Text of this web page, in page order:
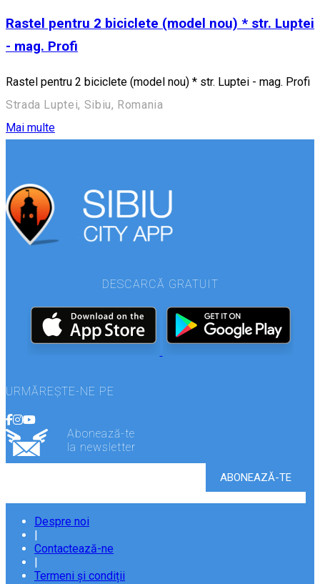
Rastel pentru 2 biciclete (model nou) * str. Luptei
- mag. Profi
Rastel pentru 2 biciclete (model nou) * str. Luptei - mag. Profi
Strada Luptei, Sibiu, Romania
Mai multe
DESCARCĂ GRATUIT
URMĂREȘTE-NE PE
Abonează-te
la newsletter
Despre noi
Contactează-ne
Termeni și condiții